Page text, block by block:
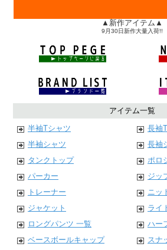
▲新作アイテム▲
9月30日新作大量入荷!!
アイテム一覧
半袖Tシャツ
長袖
半袖シャツ
長袖
タンクトップ
ポロ
パーカー
ジッ
トレーナー
ニッ
ジャケット
ライ
ロングパンツ 一覧
ハー
ベースボールキャップ
スナ